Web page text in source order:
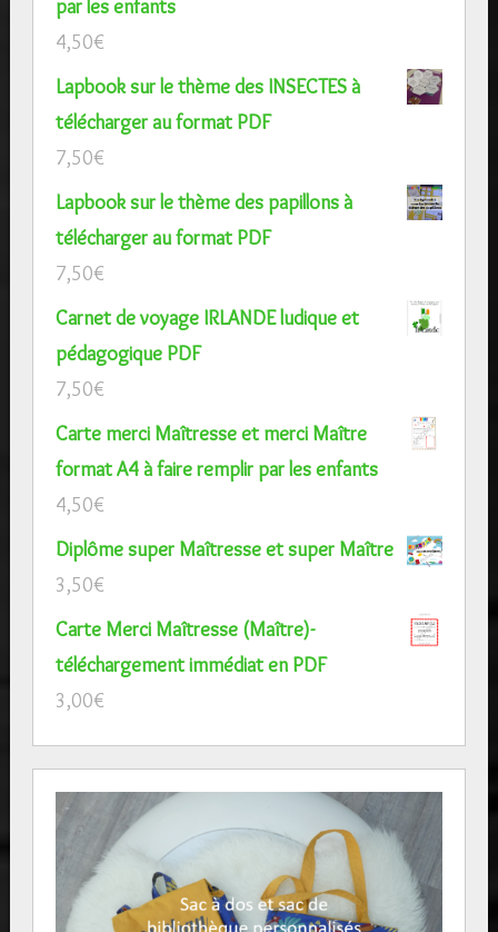
par les enfants
4,50€
Lapbook sur le thème des INSECTES à
télécharger au format PDF
7,50€
Lapbook sur le thème des papillons à
télécharger au format PDF
7,50€
Carnet de voyage IRLANDE ludique et
pédagogique PDF
7,50€
Carte merci Maîtresse et merci Maître
format A4 à faire remplir par les enfants
4,50€
Diplôme super Maîtresse et super Maître
3,50€
Carte Merci Maîtresse (Maître)-
téléchargement immédiat en PDF
3,00€